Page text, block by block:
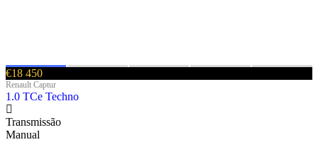
€18 450
Renault Captur
1.0 TCe Techno
Transmissão
Manual